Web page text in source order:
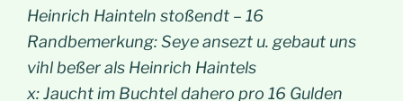
Heinrich Hainteln stoßendt – 16
Randbemerkung: Seye ansezt u. gebaut uns
vihl beßer als Heinrich Haintels
x: Jaucht im Buchtel dahero pro 16 Gulden